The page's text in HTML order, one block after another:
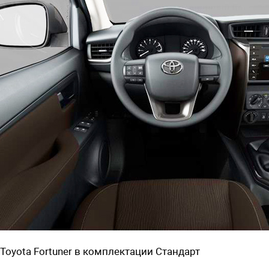
Toyota Fortuner в комплектации Стандарт